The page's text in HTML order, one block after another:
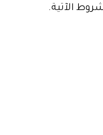
الآتية.